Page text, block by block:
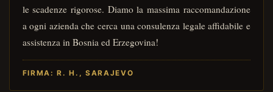
le scadenze rigorose. Diamo la massima raccomandazione
a ogni azienda che cerca una consulenza legale affidabile e
assistenza in Bosnia ed Erzegovina!
FIRMA: R. H., SARAJEVO